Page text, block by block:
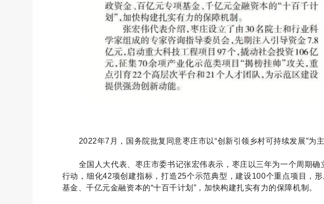
2022年7月，国务院批复同意枣庄市以“创新引领乡村可持续发展”为
全国人大代表、枣庄市委书记张宏伟表示，枣庄以三年为一个周期
行动，细化42项创建指标，打造25个示范典型，建设100个重点项目，
基金、千亿元金融资本的“十百千计划”，加快构建扎实有力的保障机制。